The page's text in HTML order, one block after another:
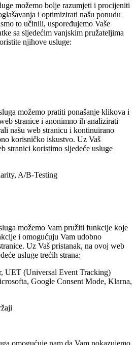
možemo bolje razumjeti i procijeniti
i optimizirati našu ponudu
to učinili, uspoređujemo Vaše
sa sljedećim vanjskim pružateljima
njihove usluge:
možemo pratiti ponašanje klikova i
stranice i anonimno ih analizirati
našu web stranicu i kontinuirano
korisničko iskustvo. Uz Vaš
stranici koristimo sljedeće usluge
A/B-Testing
možemo Vam pružiti funkcije koje
i omogućuju Vam udobno
Uz Vaš pristanak, na ovoj web
usluge trećih strana:
UET (Universal Event Tracking)
Google Consent Mode, Klarna,
omogućuje nam da Vam pokazujemo